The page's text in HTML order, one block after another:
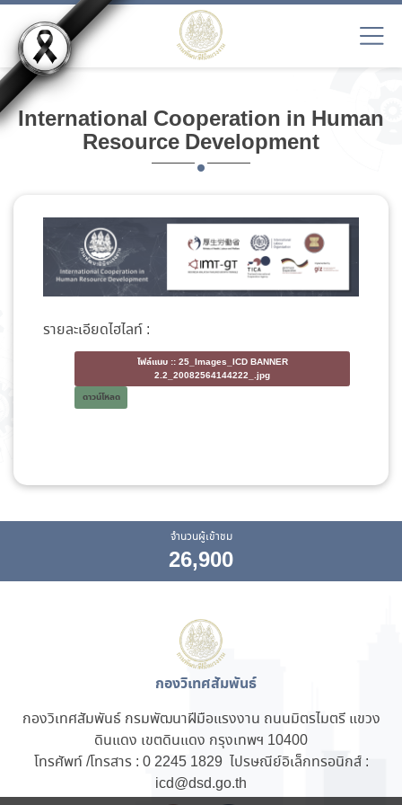
International Cooperation in Human
Resource Development
รายละเอียดไฮไลท์ :
ไฟล์แนบ ::25_Images_ICD BANNER
2.2_20082564144222_.jpg
ดาวน์โหลด
จำนวนผู้เข้าชม
26,900
กองวิเทศสัมพันธ์
กองวิเทศสัมพันธ์ กรมพัฒนาฝีมือแรงงาน ถนนมิตรไมตรี แขวง
ดินแดง เขตดินแดง กรุงเทพฯ 10400
โทรศัพท์ /โทรสาร : 0 2245 1829 ไปรษณีย์อิเล็กทรอนิกส์ :
icd@dsd.go.th